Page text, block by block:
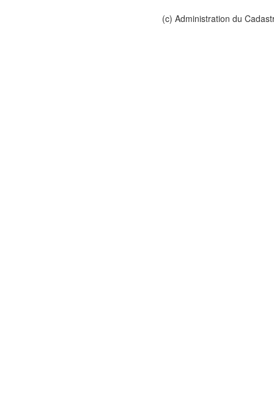
(c) Administration du